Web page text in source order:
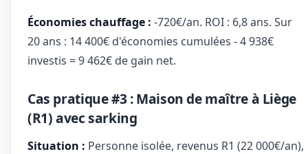
Économies chauffage : -720€/an. ROI : 6,8 ans. Sur
20 ans : 14 400€ d'économies cumulées - 4 938€
investis = 9 462€ de gain net.
Cas pratique #3 : Maison de maître à Liège
(R1) avec sarking
Situation : Personne isolée, revenus R1 (22 000€/an),